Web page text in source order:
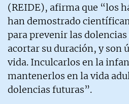
(REIDE), afirma que “los
han demostrado
para prevenir las dolencias
acortar su duración, y son
vida. Inculcarlos en la
mantenerlos en la vida
dolencias futuras”.